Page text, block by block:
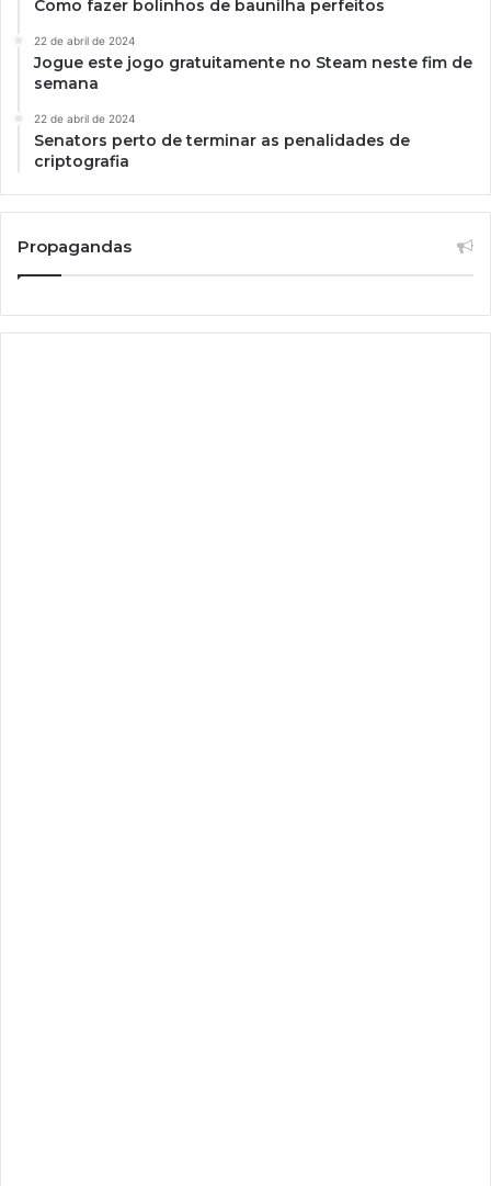
Como fazer bolinhos de baunilha perfeitos
22 de abril de 2024
Jogue este jogo gratuitamente no Steam neste fim de
semana
22 de abril de 2024
Senators perto de terminar as penalidades de
criptografia
Propagandas